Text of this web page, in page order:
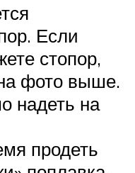
Если
стопор,
фото выше.
надеть на
продеть